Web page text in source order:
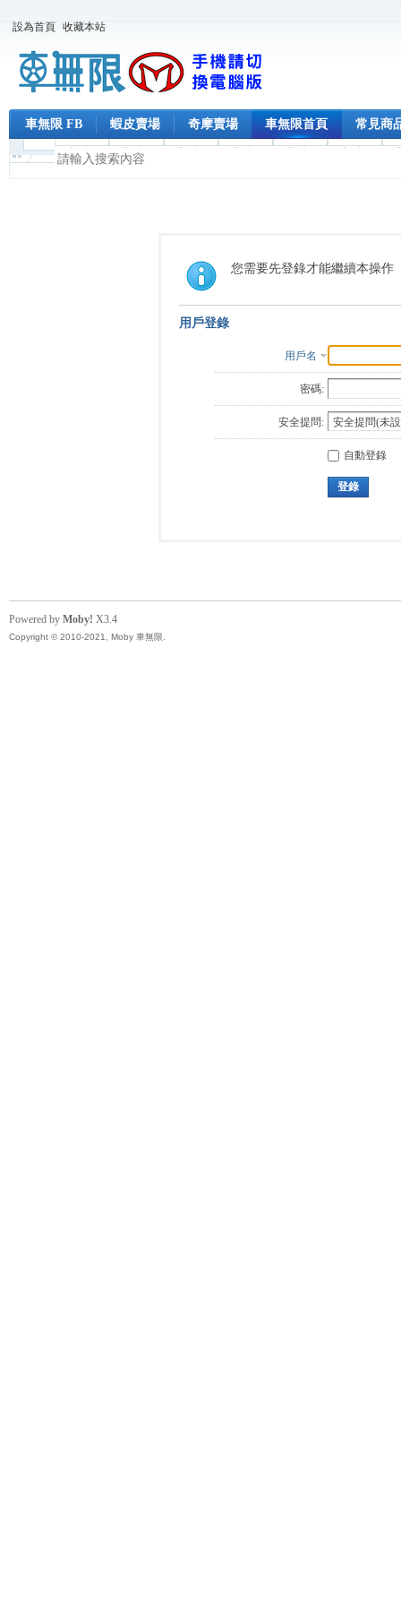
設為首頁 收藏本站
車無限 FB 蝦皮賣場 奇摩賣場 車無限首頁 常見商
您需要先登錄才能繼續本操作
用戶登錄
用戶名
密碼:
安全提問:
自動登錄
登錄
Powered by Moby! X3.4
Copyright © 2010-2021, Moby 車無限.